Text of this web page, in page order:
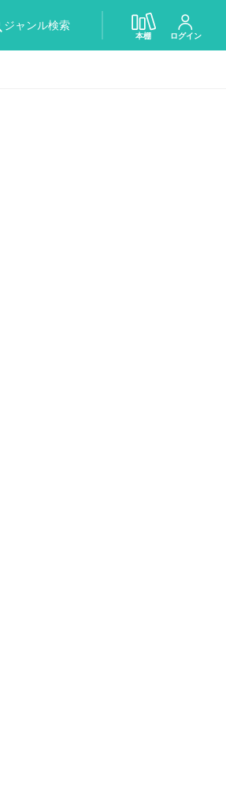
ジャンル検索
本棚 ログイン